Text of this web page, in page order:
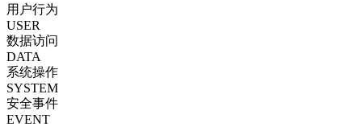
用户行为
USER
数据访问
DATA
系统操作
SYSTEM
安全事件
EVENT